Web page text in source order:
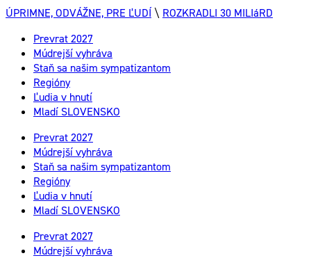
ÚPRIMNE, ODVÁŽNE, PRE ĽUDÍ \ ROZKRADLI 30 MILIáRD
Prevrat 2027
Múdrejší vyhráva
Staň sa našim sympatizantom
Regióny
Ľudia v hnutí
Mladí SLOVENSKO
Prevrat 2027
Múdrejší vyhráva
Staň sa našim sympatizantom
Regióny
Ľudia v hnutí
Mladí SLOVENSKO
Prevrat 2027
Múdrejší vyhráva